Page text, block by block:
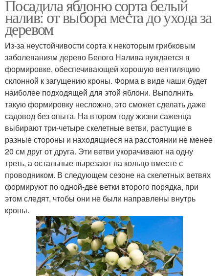
Посадила яблоню сорта белый
налив: от выбора места до ухода за
деревом
Из-за неустойчивости сорта к некоторым грибковым
заболеваниям дерево Белого Налива нуждается в
формировке, обеспечивающей хорошую вентиляцию
склонной к загущению кроны. Форма в виде чаши будет
наиболее подходящей для этой яблони. Выполнить
такую формировку несложно, это сможет сделать даже
садовод без опыта. На втором году жизни саженца
выбирают три-четыре скелетные ветви, растущие в
разные стороны и находящиеся на расстоянии не менее
20 см друг от друга. Эти ветви укорачивают на одну
треть, а остальные вырезают на кольцо вместе с
проводником. В следующем сезоне на скелетных ветвях
формируют по одной-две ветки второго порядка, при
этом следят, чтобы они не были направлены внутрь
кроны.